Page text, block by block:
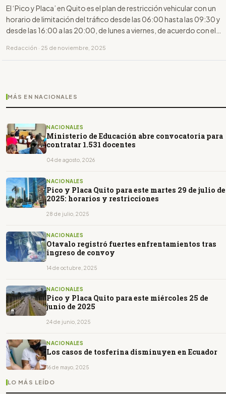
El ‘Pico y Placa’ en Quito es el plan de restricción vehicular con un
horario de limitación del tráfico desde las 06:00 hasta las 09:30 y
desde las 16:00 a las 20:00, de lunes a viernes, de acuerdo con el
Redacción · 25 de noviembre, 2025
MÁS EN NACIONALES
NACIONALES
Ministerio de Educación abre convocatoria para
contratar 1.531 docentes
04 de agosto, 2026
NACIONALES
Pico y Placa Quito para este martes 29 de julio de
2025: horarios y restricciones
28 de julio, 2025
NACIONALES
Otavalo registró fuertes enfrentamientos tras
ingreso de convoy
14 de octubre, 2025
NACIONALES
Pico y Placa Quito para este miércoles 25 de
junio de 2025
24 de junio, 2025
NACIONALES
Los casos de tosferina disminuyen en Ecuador
16 de mayo, 2025
LO MÁS LEÍDO